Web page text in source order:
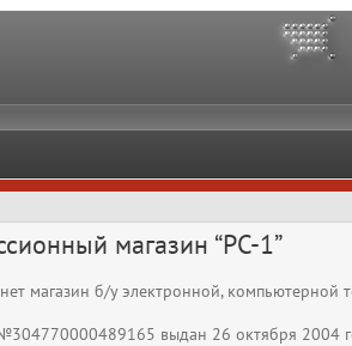
магазин “PC-1”
магазин б/у электронной, компьютерной
выдан 26 октября 2004